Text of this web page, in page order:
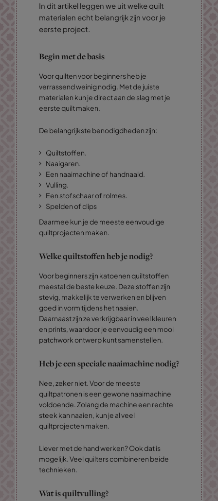
In dit artikel leggen we uit welke quilt
materialen echt belangrijk zijn voor je
eerste project.
Begin met de basis
Voor quilten voor beginners heb je
verrassend weinig nodig. Met de juiste
materialen kun je direct aan de slag met je
eerste quilt maken.
De belangrijkste benodigdheden zijn:
Quiltstoffen.
Naaigaren.
Een naaimachine of handnaald.
Vulling.
Een stofschaar of rolmes.
Spelden of clips
Daarmee kun je de meeste eenvoudige
quiltprojecten maken.
Welke quiltstoffen heb je nodig?
Voor beginners zijn katoenen quiltstoffen
meestal de beste keuze. Deze stoffen zijn
stevig, makkelijk te verwerken en blijven
goed in vorm tijdens het naaien.
Daarnaast zijn ze verkrijgbaar in veel kleuren
en prints, waardoor je eenvoudig een mooi
patchwork ontwerp kunt samenstellen.
Heb je een speciale naaimachine nodig?
Nee, zeker niet. Voor de meeste
quiltpatronen is een gewone naaimachine
voldoende. Zolang de machine een rechte
steek kan naaien, kun je al veel
quiltprojecten maken.
Liever met de hand werken? Ook dat is
mogelijk. Veel quilters combineren beide
technieken.
Wat is quiltvulling?